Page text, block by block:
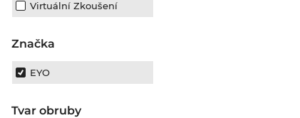
Virtuální Zkoušení
Značka
EYO
Tvar obruby